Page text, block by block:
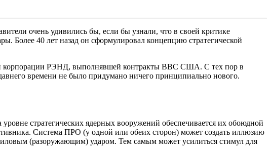
очень удивились бы, если бы узнали, что в своей критике
40 лет назад он сформулировал концепцию стратегической
корпорации РЭНД, выполнявшей контракты ВВС США. С тех пор в
времени не было придумано ничего принципиально нового.
стратегических ядерных вооружений обеспечивается их обоюдной
Система ПРО (у одной или обеих сторон) может создать иллюзию
(разоружающим) ударом. Тем самым может усилиться стимул для